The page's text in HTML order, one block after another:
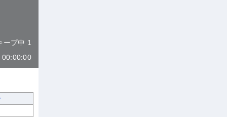
ープ中 1
00:00:00